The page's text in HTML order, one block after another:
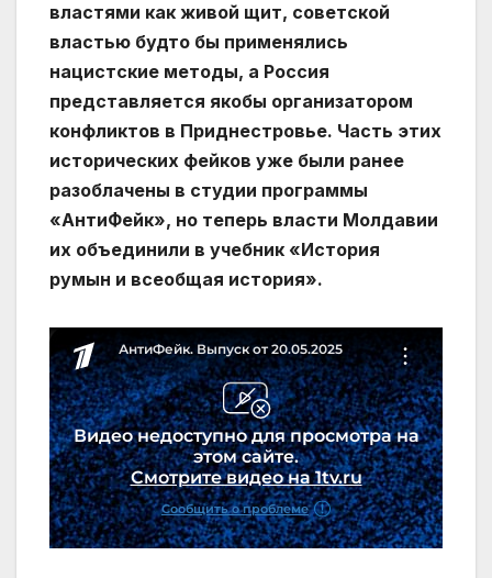
властями как живой щит, советской
властью будто бы применялись
нацистские методы, а Россия
представляется якобы организатором
конфликтов в Приднестровье. Часть этих
исторических фейков уже были ранее
разоблачены в студии программы
«АнтиФейк», но теперь власти Молдавии
их объединили в учебник «История
румын и всеобщая история».